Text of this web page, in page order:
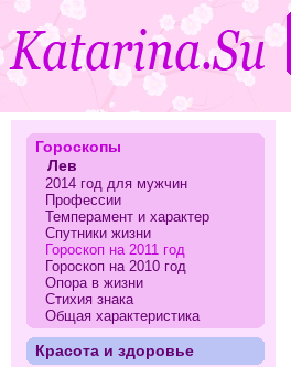
Гороскопы
Лев
2014 год для мужчин
Профессии
Темперамент и характер
Спутники жизни
Гороскоп на 2011 год
Гороскоп на 2010 год
Опора в жизни
Стихия знака
Общая характеристика
Красота и здоровье